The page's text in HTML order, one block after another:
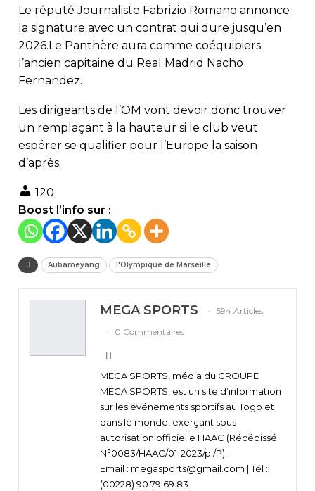
Le réputé Journaliste Fabrizio Romano annonce
la signature avec un contrat qui dure jusqu’en
2026.Le Panthère aura comme coéquipiers
l’ancien capitaine du Real Madrid Nacho
Fernandez.
Les dirigeants de l’OM vont devoir donc trouver
un remplaçant à la hauteur si le club veut
espérer se qualifier pour l’Europe la saison
d’après.
120
Boost l’info sur :
Aubameyang l'Olympique de Marseille
MEGA SPORTS
594 Articles
0 Commentaires
MEGA SPORTS, média du GROUPE
MEGA SPORTS, est un site d’information
sur les événements sportifs au Togo et
dans le monde, exerçant sous
autorisation officielle HAAC (Récépissé
N°0083/HAAC/01-2023/pl/P).
Email : megasports@gmail.com | Tél :
(00228) 90 79 69 83